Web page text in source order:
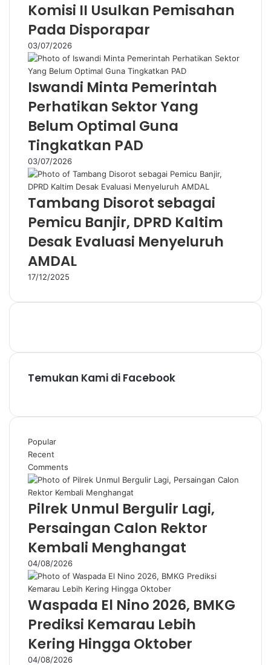
Komisi II Usulkan Pemisahan
Pada Disporapar
03/07/2026
Iswandi Minta Pemerintah
Perhatikan Sektor Yang
Belum Optimal Guna
Tingkatkan PAD
03/07/2026
Tambang Disorot sebagai
Pemicu Banjir, DPRD Kaltim
Desak Evaluasi Menyeluruh
AMDAL
17/12/2025
Temukan Kami di Facebook
Popular
Recent
Comments
Pilrek Unmul Bergulir Lagi,
Persaingan Calon Rektor
Kembali Menghangat
04/08/2026
Waspada El Nino 2026, BMKG
Prediksi Kemarau Lebih
Kering Hingga Oktober
04/08/2026